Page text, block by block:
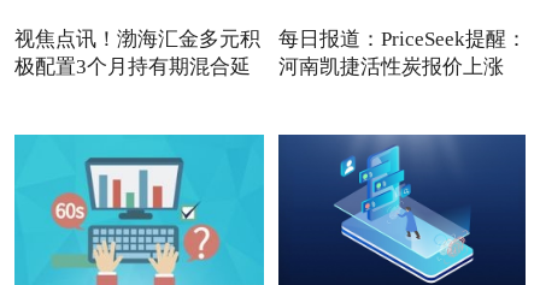
视焦点讯！渤海汇金多元积
极配置3个月持有期混合延
每日报道：PriceSeek提醒：
河南凯捷活性炭报价上涨